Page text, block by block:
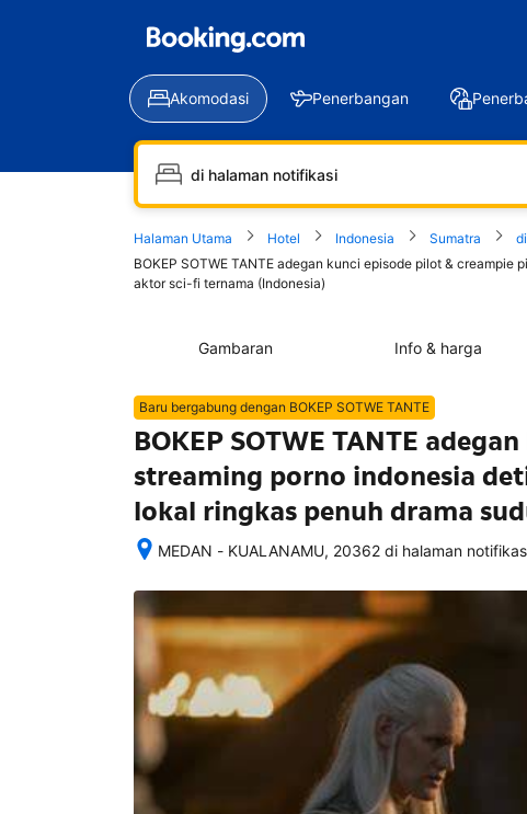
Akomodasi Penerbangan
Halaman Utama Hotel Indonesia Sumatra
BOKEP SOTWE TANTE adegan kunci episode pilot &
aktor sci-fi ternama (Indonesia)
Gambaran Info & harga
Baru bergabung dengan BOKEP SOTWE TANTE
BOKEP SOTWE TANTE
streaming porno indonesia
lokal ringkas penuh drama
MEDAN - KUALANAMU, 20362 di halaman
memesan,
semua
rincian
termasuk
nomor
telepon
dan
alamat